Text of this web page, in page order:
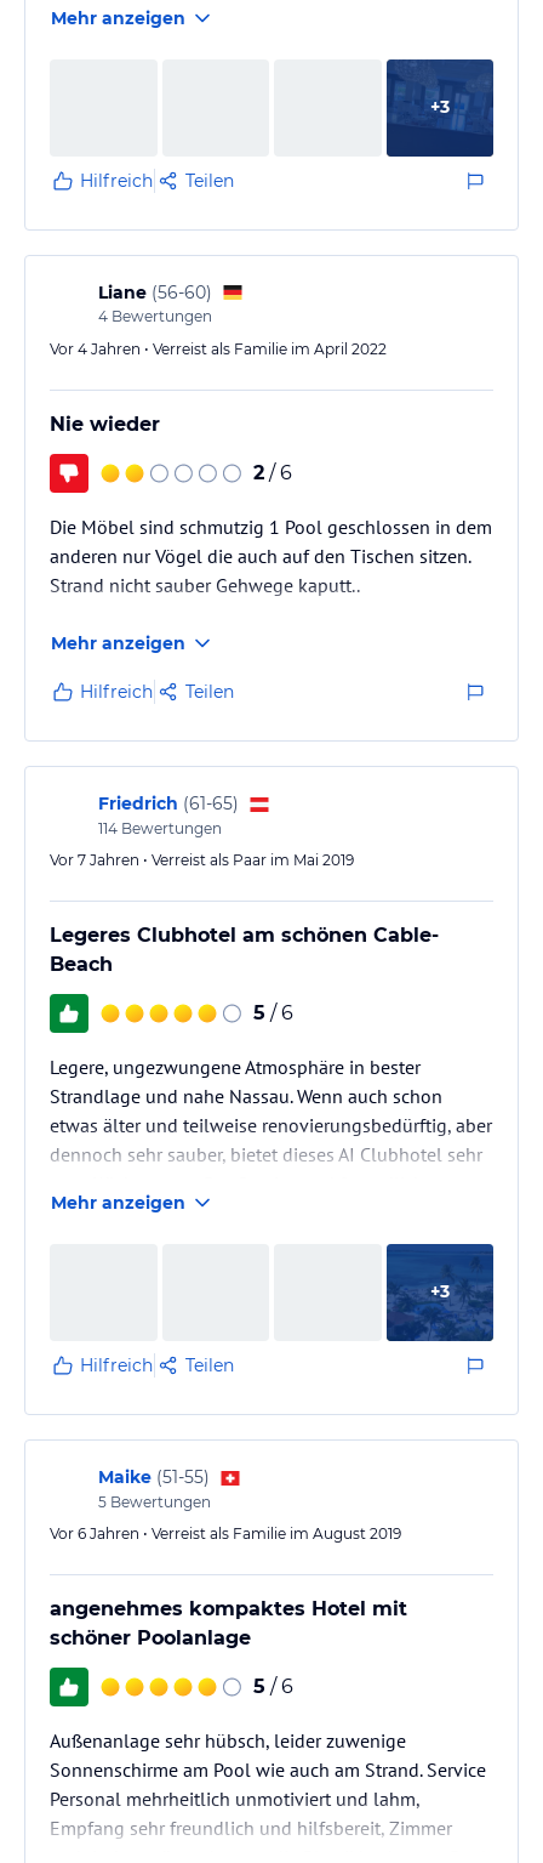
ca. 15 Minuten mit dem Bus.
Mehr anzeigen
+3
Hilfreich Teilen
Liane (56-60)
4 Bewertungen
Vor 4 Jahren • Verreist als Familie im April 2022
Nie wieder
2 / 6
Die Möbel sind schmutzig 1 Pool geschlossen in dem
anderen nur Vögel die auch auf den Tischen sitzen.
Strand nicht sauber Gehwege kaputt..
Mehr anzeigen
Hilfreich Teilen
Friedrich (61-65)
114 Bewertungen
Vor 7 Jahren • Verreist als Paar im Mai 2019
Legeres Clubhotel am schönen Cable-
Beach
5 / 6
Legere, ungezwungene Atmosphäre in bester
Strandlage und nahe Nassau. Wenn auch schon
etwas älter und teilweise renovierungsbedürftig, aber
dennoch sehr sauber, bietet dieses AI Clubhotel sehr
hilfsbereites Personal. Vorwiegend Publikum aus USA
und Kanada, wenige Europäer, daher auch keine
kostenlos und immer etwas frei. Durch die sehr späte
Abreise waren wir sehr froh, das Zimmer kostenfrei
bis zum Abend behalten zu…
Mehr anzeigen
+3
Hilfreich Teilen
Maike (51-55)
5 Bewertungen
Vor 6 Jahren • Verreist als Familie im August 2019
angenehmes kompaktes Hotel mit
schöner Poolanlage
5 / 6
Außenanlage sehr hübsch, leider zuwenige
Sonnenschirme am Pool wie auch am Strand. Service
Personal mehrheitlich unmotiviert und lahm,
Empfang sehr freundlich und hilfsbereit, Zimmer